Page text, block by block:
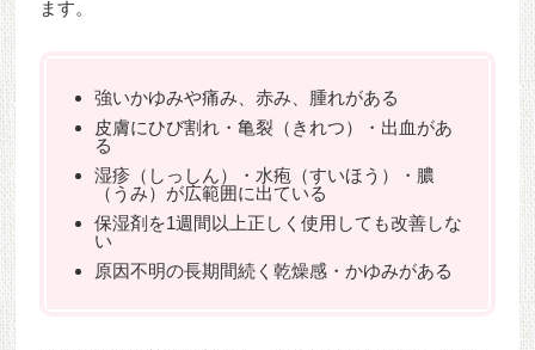
ます。
強いかゆみや痛み、赤み、腫れがある
皮膚にひび割れ・亀裂（きれつ）・出血があ
る
湿疹（しっしん）・水疱（すいほう）・膿
（うみ）が広範囲に出ている
保湿剤を1週間以上正しく使用しても改善しな
い
原因不明の長期間続く乾燥感・かゆみがある